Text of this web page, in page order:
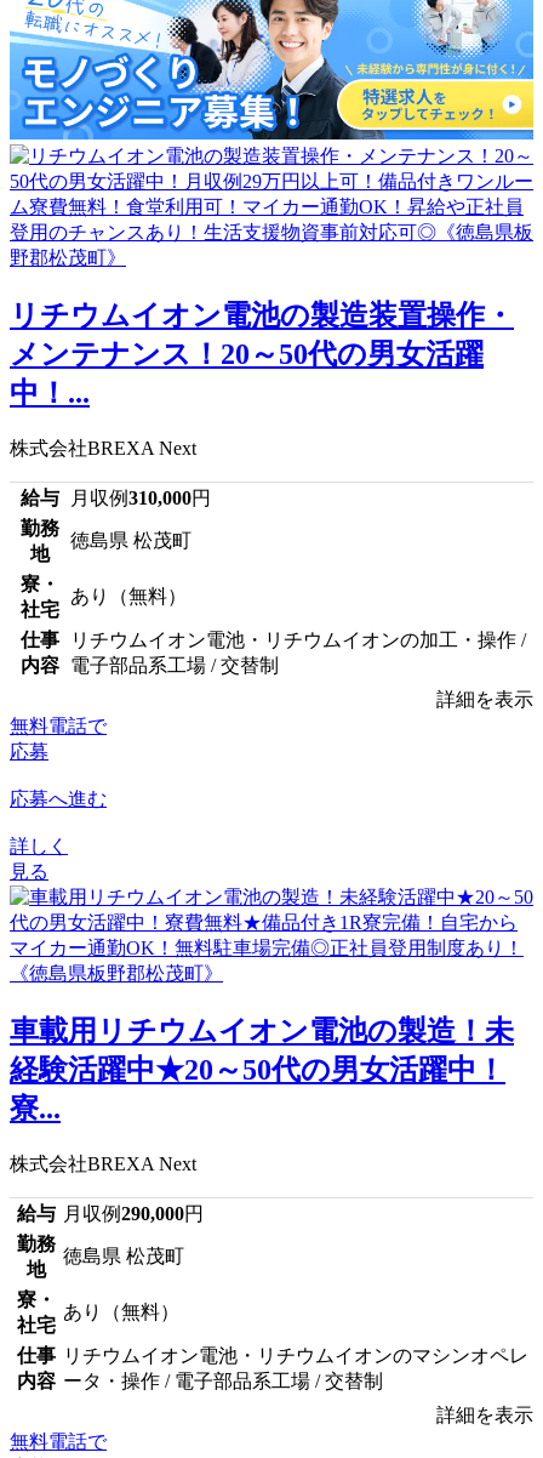
リチウムイオン電池の製造装置操作・
メンテナンス！20～50代の男女活躍
中！...
株式会社BREXA Next
給与 月収例310,000円
勤務
地
徳島県 松茂町
寮・
社宅
あり（無料）
仕事
内容
リチウムイオン電池・リチウムイオンの加工・操作 /
電子部品系工場 / 交替制
詳細を表示
無料電話で
応募
応募へ進む
詳しく
見る
車載用リチウムイオン電池の製造！未
経験活躍中★20～50代の男女活躍中！
寮...
株式会社BREXA Next
給与 月収例290,000円
勤務
地
徳島県 松茂町
寮・
社宅
あり（無料）
仕事
内容
リチウムイオン電池・リチウムイオンのマシンオペレ
ータ・操作 / 電子部品系工場 / 交替制
詳細を表示
無料電話で